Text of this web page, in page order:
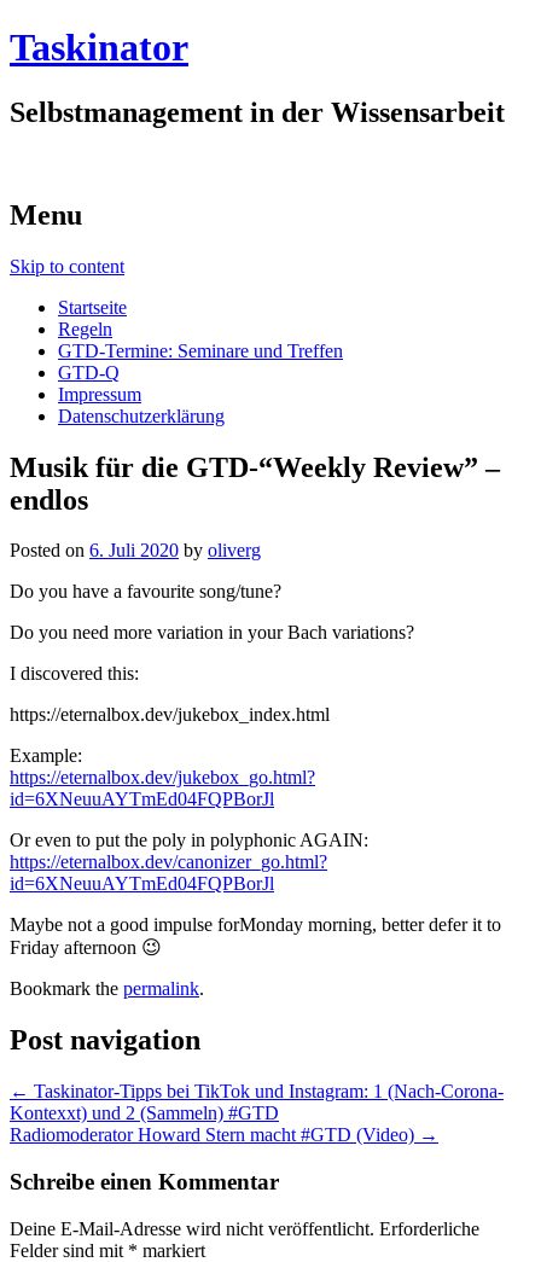
Taskinator
Selbstmanagement in der Wissensarbeit
Menu
Skip to content
Startseite
Regeln
GTD-Termine: Seminare und Treffen
GTD-Q
Impressum
Datenschutzerklärung
Musik für die GTD-“Weekly Review” –
endlos
Posted on 6. Juli 2020 by oliverg
Do you have a favourite song/tune?
Do you need more variation in your Bach variations?
I discovered this:
https://eternalbox.dev/jukebox_index.html
Example:
https://eternalbox.dev/jukebox_go.html?
id=6XNeuuAYTmEd04FQPBorJl
Or even to put the poly in polyphonic AGAIN:
https://eternalbox.dev/canonizer_go.html?
id=6XNeuuAYTmEd04FQPBorJl
Maybe not a good impulse forMonday morning, better defer it to
Friday afternoon 😉
Bookmark the permalink.
Post navigation
← Taskinator-Tipps bei TikTok und Instagram: 1 (Nach-Corona-
Kontexxt) und 2 (Sammeln) #GTD
Radiomoderator Howard Stern macht #GTD (Video) →
Schreibe einen Kommentar
Deine E-Mail-Adresse wird nicht veröffentlicht. Erforderliche
Felder sind mit * markiert